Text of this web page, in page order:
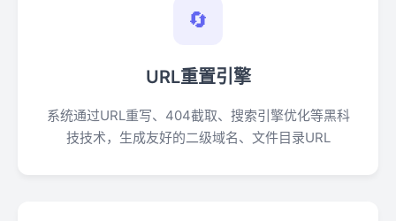
🔄
URL重置引擎
系统通过URL重写、404截取、搜索引擎优化等黑科
技技术，生成友好的二级域名、文件目录URL